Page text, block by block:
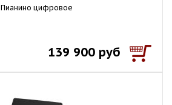
Пианино цифровое
139 900 руб